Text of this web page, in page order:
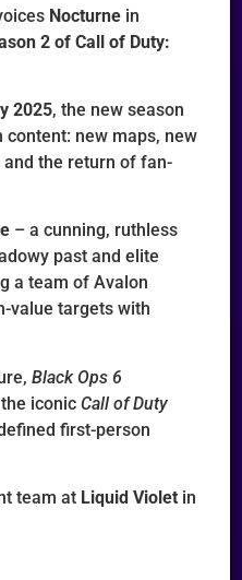
Nocturne in
2 of Call of Duty:
2025, the new season
new maps, new
the return of fan-
– a cunning, ruthless
past and elite
a team of Avalon
value targets with
Black Ops 6
iconicCall of Duty
first-person
team at Liquid Violet in